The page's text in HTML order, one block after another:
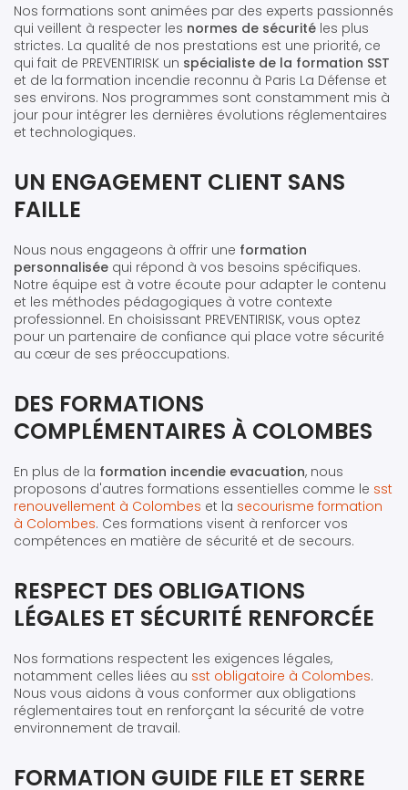
Nos formations sont animées par des experts passionnés
qui veillent à respecter les normes de sécurité les plus
strictes. La qualité de nos prestations est une priorité, ce
qui fait de PREVENTIRISK un spécialiste de la formation SST
et de la formation incendie reconnu à Paris La Défense et
ses environs. Nos programmes sont constamment mis à
jour pour intégrer les dernières évolutions réglementaires
et technologiques.
UN ENGAGEMENT CLIENT SANS
FAILLE
Nous nous engageons à offrir une formation
personnalisée qui répond à vos besoins spécifiques.
Notre équipe est à votre écoute pour adapter le contenu
et les méthodes pédagogiques à votre contexte
professionnel. En choisissant PREVENTIRISK, vous optez
pour un partenaire de confiance qui place votre sécurité
au cœur de ses préoccupations.
DES FORMATIONS
COMPLÉMENTAIRES À COLOMBES
En plus de la formation incendie evacuation, nous
proposons d'autres formations essentielles comme le sst
renouvellement à Colombes et la secourisme formation
à Colombes. Ces formations visent à renforcer vos
compétences en matière de sécurité et de secours.
RESPECT DES OBLIGATIONS
LÉGALES ET SÉCURITÉ RENFORCÉE
Nos formations respectent les exigences légales,
notamment celles liées au sst obligatoire à Colombes.
Nous vous aidons à vous conformer aux obligations
réglementaires tout en renforçant la sécurité de votre
environnement de travail.
FORMATION GUIDE FILE ET SERRE